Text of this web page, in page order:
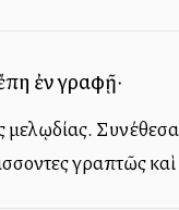
ἐν γραφῇ·
μελῳδίας.
γραπτῶς